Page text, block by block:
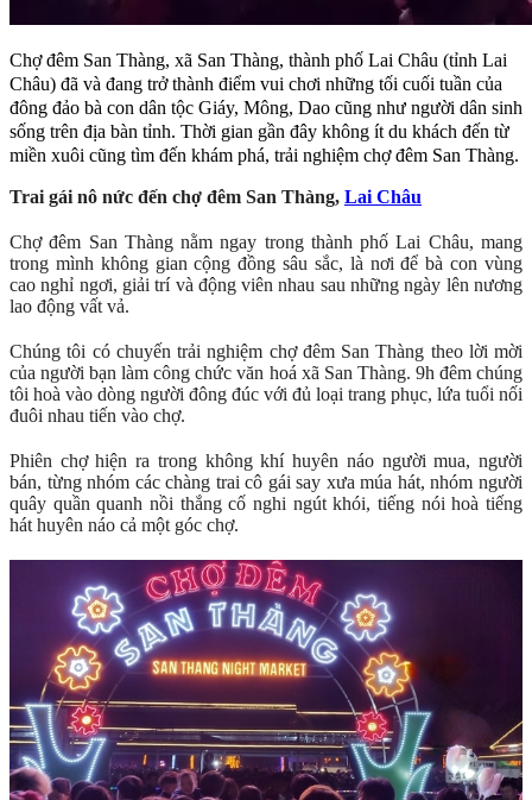
Chợ đêm San Thàng, xã San Thàng, thành phố Lai Châu (tỉnh Lai
Châu) đã và đang trở thành điểm vui chơi những tối cuối tuần của
đông đảo bà con dân tộc Giáy, Mông, Dao cũng như người dân sinh
sống trên địa bàn tỉnh. Thời gian gần đây không ít du khách đến từ
miền xuôi cũng tìm đến khám phá, trải nghiệm chợ đêm San Thàng.
Trai gái nô nức đến chợ đêm San Thàng, Lai Châu
Chợ đêm San Thàng nằm ngay trong thành phố Lai Châu, mang
trong mình không gian cộng đồng sâu sắc, là nơi để bà con vùng
cao nghỉ ngơi, giải trí và động viên nhau sau những ngày lên nương
lao động vất vả.
Chúng tôi có chuyến trải nghiệm chợ đêm San Thàng theo lời mời
của người bạn làm công chức văn hoá xã San Thàng. 9h đêm chúng
tôi hoà vào dòng người đông đúc với đủ loại trang phục, lứa tuổi nối
đuôi nhau tiến vào chợ.
Phiên chợ hiện ra trong không khí huyên náo người mua, người
bán, từng nhóm các chàng trai cô gái say xưa múa hát, nhóm người
quây quần quanh nồi thắng cố nghi ngút khói, tiếng nói hoà tiếng
hát huyên náo cả một góc chợ.